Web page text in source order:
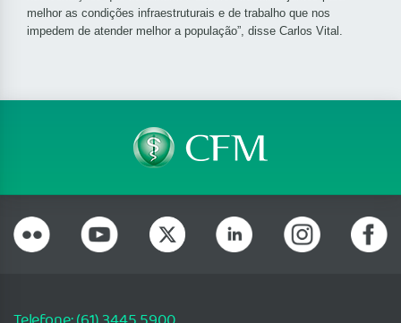
melhor as condições infraestruturais e de trabalho que nos
impedem de atender melhor a população”, disse Carlos Vital.